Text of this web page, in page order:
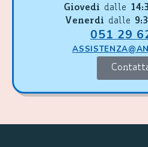
Giovedì dalle
Venerdì dalle
051 29